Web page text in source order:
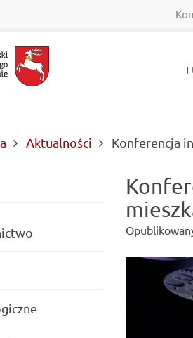
Lubelskiego w Lublinie
władzach samorządowych i
Aktualności Konferencja